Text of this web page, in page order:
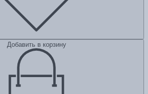
Добавить в корзину